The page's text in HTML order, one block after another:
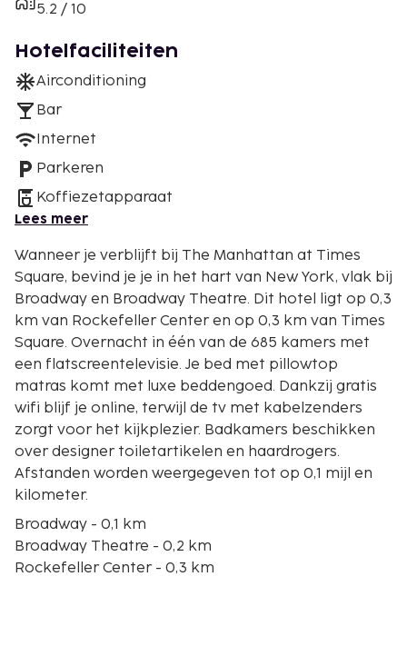
5.2 / 10
Hotelfaciliteiten
Airconditioning
Bar
Internet
Parkeren
Koffiezetapparaat
Lees meer
Wanneer je verblijft bij The Manhattan at Times
Square, bevind je je in het hart van New York, vlak bij
Broadway en Broadway Theatre. Dit hotel ligt op 0,3
km van Rockefeller Center en op 0,3 km van Times
Square. Overnacht in één van de 685 kamers met
een flatscreentelevisie. Je bed met pillowtop
matras komt met luxe beddengoed. Dankzij gratis
wifi blijf je online, terwijl de tv met kabelzenders
zorgt voor het kijkplezier. Badkamers beschikken
over designer toiletartikelen en haardrogers.
Afstanden worden weergegeven tot op 0,1 mijl en
kilometer.
Broadway - 0,1 km
Broadway Theatre - 0,2 km
Rockefeller Center - 0,3 km